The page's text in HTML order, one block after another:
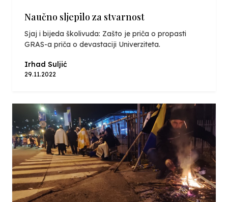
Naučno sljepilo za stvarnost
Sjaj i bijeda školivuda: Zašto je priča o propasti
GRAS-a priča o devastaciji Univerziteta.
Irhad Suljić
29.11.2022